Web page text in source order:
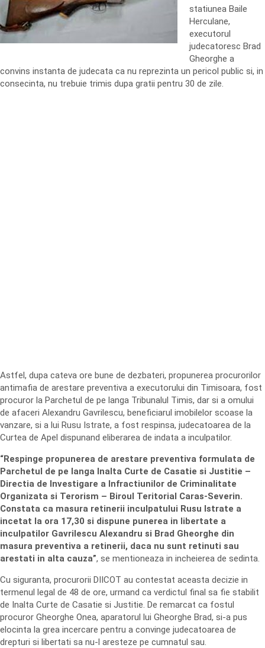
statiunea Baile
Herculane,
executorul
judecatoresc Brad
Gheorghe a
convins instanta de judecata ca nu reprezinta un pericol public si, in
consecinta, nu trebuie trimis dupa gratii pentru 30 de zile.
Astfel, dupa cateva ore bune de dezbateri, propunerea procurorilor
antimafia de arestare preventiva a executorului din Timisoara, fost
procuror la Parchetul de pe langa Tribunalul Timis, dar si a omului
de afaceri Alexandru Gavrilescu, beneficiarul imobilelor scoase la
vanzare, si a lui Rusu Istrate, a fost respinsa, judecatoarea de la
Curtea de Apel dispunand eliberarea de indata a inculpatilor.
“Respinge propunerea de arestare preventiva formulata de
Parchetul de pe langa Inalta Curte de Casatie si Justitie –
Directia de Investigare a Infractiunilor de Criminalitate
Organizata si Terorism – Biroul Teritorial Caras-Severin.
Constata ca masura retinerii inculpatului Rusu Istrate a
incetat la ora 17,30 si dispune punerea in libertate a
inculpatilor Gavrilescu Alexandru si Brad Gheorghe din
masura preventiva a retinerii, daca nu sunt retinuti sau
arestati in alta cauza”, se mentioneaza in incheierea de sedinta.
Cu siguranta, procurorii DIICOT au contestat aceasta decizie in
termenul legal de 48 de ore, urmand ca verdictul final sa fie stabilit
de Inalta Curte de Casatie si Justitie. De remarcat ca fostul
procuror Gheorghe Onea, aparatorul lui Gheorghe Brad, si-a pus
elocinta la grea incercare pentru a convinge judecatoarea de
drepturi si libertati sa nu-l aresteze pe cumnatul sau.